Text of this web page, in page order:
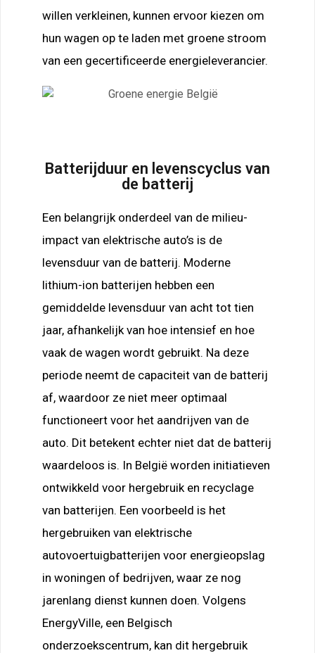
willen verkleinen, kunnen ervoor kiezen om
hun wagen op te laden met groene stroom
van een gecertificeerde energieleverancier.
Batterijduur en levenscyclus van
de batterij
Een belangrijk onderdeel van de milieu-
impact van elektrische auto’s is de
levensduur van de batterij. Moderne
lithium-ion batterijen hebben een
gemiddelde levensduur van acht tot tien
jaar, afhankelijk van hoe intensief en hoe
vaak de wagen wordt gebruikt. Na deze
periode neemt de capaciteit van de batterij
af, waardoor ze niet meer optimaal
functioneert voor het aandrijven van de
auto. Dit betekent echter niet dat de batterij
waardeloos is. In België worden initiatieven
ontwikkeld voor hergebruik en recyclage
van batterijen. Een voorbeeld is het
hergebruiken van elektrische
autovoertuigbatterijen voor energieopslag
in woningen of bedrijven, waar ze nog
jarenlang dienst kunnen doen. Volgens
EnergyVille, een Belgisch
onderzoekscentrum, kan dit hergebruik